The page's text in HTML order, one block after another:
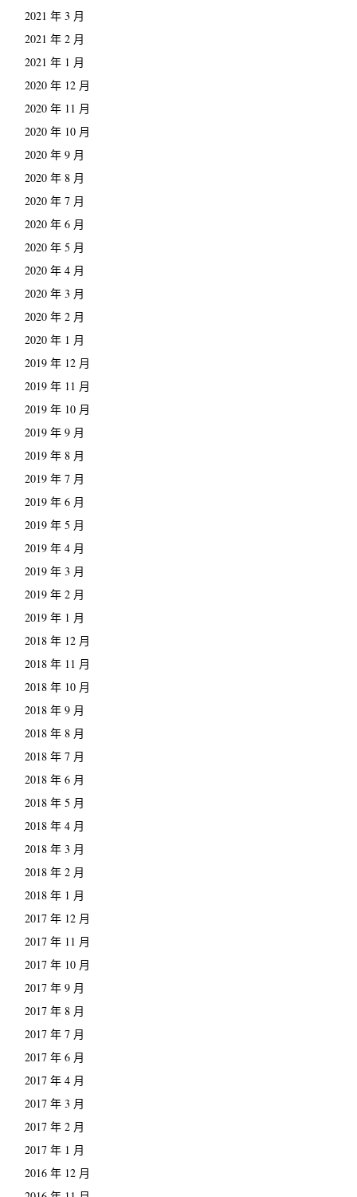
2021 年 3 月
2021 年 2 月
2021 年 1 月
2020 年 12 月
2020 年 11 月
2020 年 10 月
2020 年 9 月
2020 年 8 月
2020 年 7 月
2020 年 6 月
2020 年 5 月
2020 年 4 月
2020 年 3 月
2020 年 2 月
2020 年 1 月
2019 年 12 月
2019 年 11 月
2019 年 10 月
2019 年 9 月
2019 年 8 月
2019 年 7 月
2019 年 6 月
2019 年 5 月
2019 年 4 月
2019 年 3 月
2019 年 2 月
2019 年 1 月
2018 年 12 月
2018 年 11 月
2018 年 10 月
2018 年 9 月
2018 年 8 月
2018 年 7 月
2018 年 6 月
2018 年 5 月
2018 年 4 月
2018 年 3 月
2018 年 2 月
2018 年 1 月
2017 年 12 月
2017 年 11 月
2017 年 10 月
2017 年 9 月
2017 年 8 月
2017 年 7 月
2017 年 6 月
2017 年 4 月
2017 年 3 月
2017 年 2 月
2017 年 1 月
2016 年 12 月